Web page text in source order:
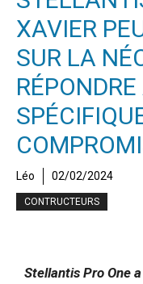
XAVIER
SUR LA
Léo 02/02/2024
CONTRUCTEURS
Stellantis Pro One